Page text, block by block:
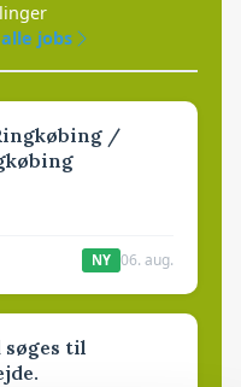
jobs
/
NY 06. aug.
til